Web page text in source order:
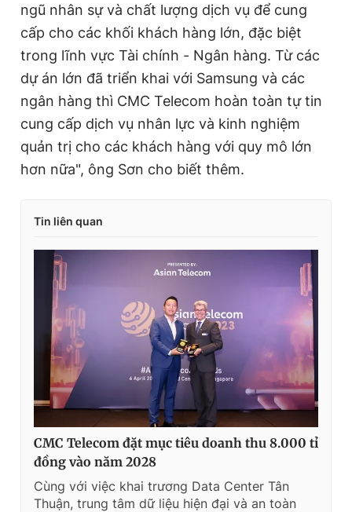
ngũ nhân sự và chất lượng dịch vụ để cung
cấp cho các khối khách hàng lớn, đặc biệt
trong lĩnh vực Tài chính - Ngân hàng. Từ các
dự án lớn đã triển khai với Samsung và các
ngân hàng thì CMC Telecom hoàn toàn tự tin
cung cấp dịch vụ nhân lực và kinh nghiệm
quản trị cho các khách hàng với quy mô lớn
hơn nữa", ông Sơn cho biết thêm.
Tin liên quan
CMC Telecom đặt mục tiêu doanh thu 8.000 tỉ
đồng vào năm 2028
Cùng với việc khai trương Data Center Tân
Thuận, trung tâm dữ liệu hiện đại và an toàn